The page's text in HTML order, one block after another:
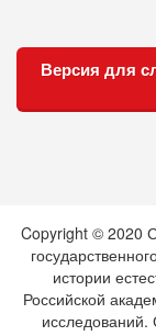
Версия для
Copyright © 2020
истории
Российской
исследований.